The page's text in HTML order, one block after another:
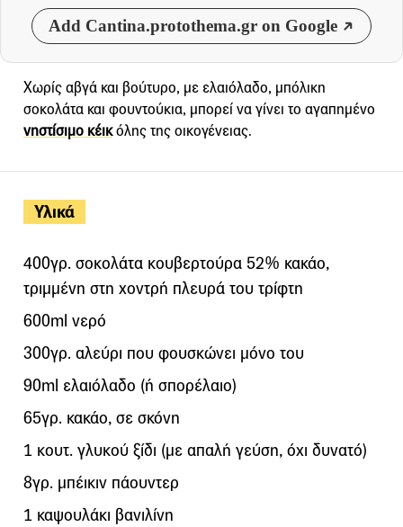
Add Cantina.protothema.gr on Google
Υλικά
400γρ. σοκολάτα κουβερτούρα 52% κακάο,
τριμμένη στη χοντρή πλευρά του τρίφτη
600ml νερό
300γρ. αλεύρι που φουσκώνει μόνο του
90ml ελαιόλαδο (ή σπορέλαιο)
65γρ. κακάο, σε σκόνη
1 κουτ. γλυκού ξίδι (με απαλή γεύση, όχι δυνατό)
8γρ. μπέικιν πάουντερ
1 καψουλάκι βανιλίνη
Χωρίς αβγά και βούτυρο, με ελαιόλαδο, μπόλικη
σοκολάτα και φουντούκια, μπορεί να γίνει το αγαπημένο
νηστίσιμο κέικόλης της οικογένειας.